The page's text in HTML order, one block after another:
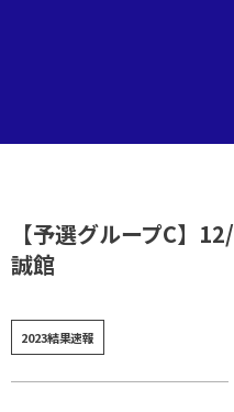
【予選グループC】
誠館
2023結果速報